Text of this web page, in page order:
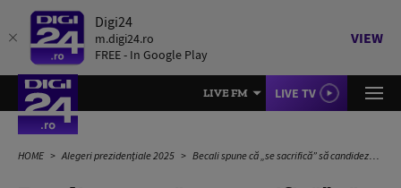
Digi24
m.digi24.ro
FREE - In Google Play
VIEW
LIVE FM LIVE TV
HOME Alegeri prezidențiale 2025 Becali spune că „se sacrifică” să candideze la președinție ca să nu câștige Georgescu. „Poate să distrugă România într-un an”